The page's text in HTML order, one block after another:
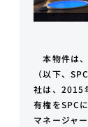
本物件は
（以下、
社は、2015
有権をSPC
マネージャ